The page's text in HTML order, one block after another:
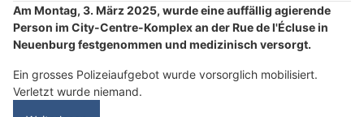
Am Montag, 3. März 2025, wurde eine auffällig agierende
Person im City-Centre-Komplex an der Rue de l'Écluse in
Neuenburg festgenommen und medizinisch versorgt.
Ein grosses Polizeiaufgebot wurde vorsorglich mobilisiert.
Verletzt wurde niemand.